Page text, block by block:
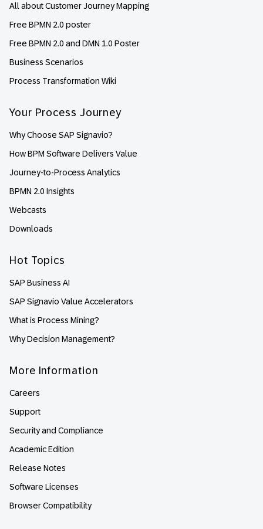
All about Customer Journey Mapping
Free BPMN 2.0 poster
Free BPMN 2.0 and DMN 1.0 Poster
Business Scenarios
Process Transformation Wiki
Your Process Journey
Why Choose SAP Signavio?
How BPM Software Delivers Value
Journey-to-Process Analytics
BPMN 2.0 Insights
Webcasts
Downloads
Hot Topics
SAP Business AI
SAP Signavio Value Accelerators
What is Process Mining?
Why Decision Management?
More Information
Careers
Support
Security and Compliance
Academic Edition
Release Notes
Software Licenses
Browser Compatibility